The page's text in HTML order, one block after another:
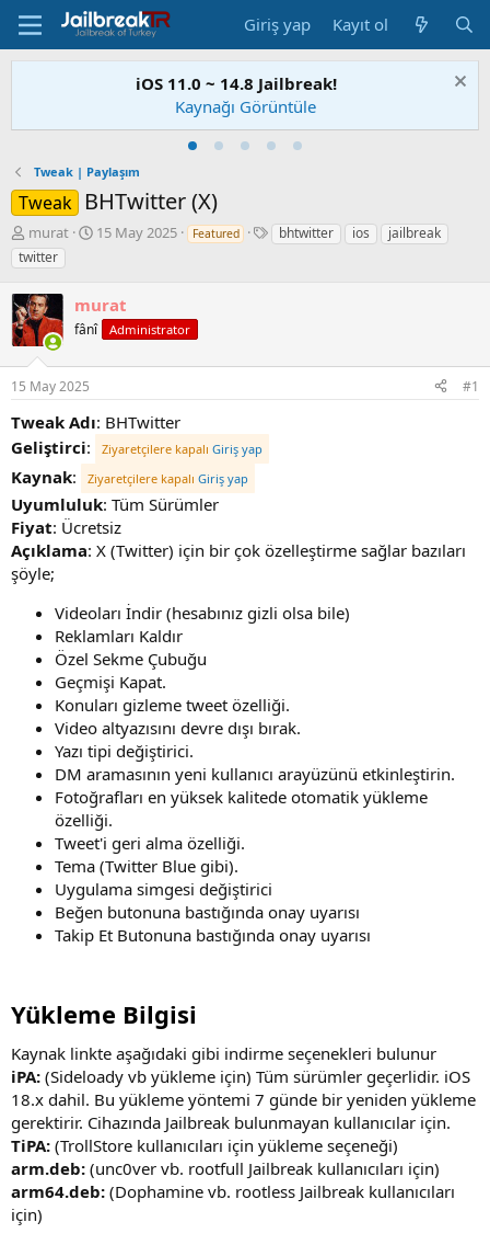
Giriş yap Kayıt ol
iOS 11.0 ~ 14.8 Jailbreak!
Kaynağı Görüntüle
Tweak | Paylaşım
Tweak BHTwitter (X)
K
o
n
u
S
a
h
i
b
murat
B
a
n
ı
a
h
i
15 May 2025 Featured
E
e
bhtwitter ios
jailbreak
twitter
murat
fânî Administrator
15 May 2025 #1
Tweak Adı: BHTwitter
Geliştirci: Ziyaretçilere kapalı Giriş yap
Kaynak: Ziyaretçilere kapalı Giriş yap
Uyumluluk: Tüm Sürümler
Fiyat: Ücretsiz
Açıklama: X (Twitter) için bir çok özelleştirme sağlar bazıları
şöyle;
Videoları İndir (hesabınız gizli olsa bile)
Reklamları Kaldır
Özel Sekme Çubuğu
Geçmişi Kapat.
Konuları gizleme tweet özelliği.
Video altyazısını devre dışı bırak.
Yazı tipi değiştirici.
DM aramasının yeni kullanıcı arayüzünü etkinleştirin.
Fotoğrafları en yüksek kalitede otomatik yükleme
özelliği.
Tweet'i geri alma özelliği.
Tema (Twitter Blue gibi).
Uygulama simgesi değiştirici
Beğen butonuna bastığında onay uyarısı
Takip Et Butonuna bastığında onay uyarısı
Yükleme Bilgisi
Kaynak linkte aşağıdaki gibi indirme seçenekleri bulunur
iPA: (Sideloady vb yükleme için) Tüm sürümler geçerlidir. iOS
18.x dahil. Bu yükleme yöntemi 7 günde bir yeniden yükleme
gerektirir. Cihazında Jailbreak bulunmayan kullanıcılar için.
TiPA: (TrollStore kullanıcıları için yükleme seçeneği)
arm.deb: (unc0ver vb. rootfull Jailbreak kullanıcıları için)
arm64.deb: (Dophamine vb. rootless Jailbreak kullanıcıları
için)